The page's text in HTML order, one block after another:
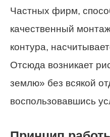
Частных фирм,
качественный
контура,
Отсюда возникает
землю» без всякой
воспользовавшись